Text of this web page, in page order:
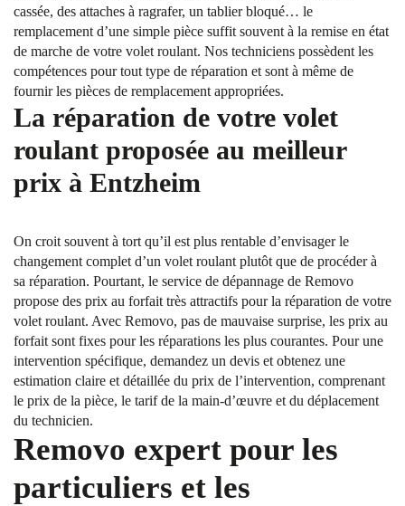
cassée, des attaches à ragrafer, un tablier bloqué… le
remplacement d’une simple pièce suffit souvent à la remise en état
de marche de votre volet roulant. Nos techniciens possèdent les
compétences pour tout type de réparation et sont à même de
fournir les pièces de remplacement appropriées.
La réparation de votre volet
roulant proposée au meilleur
prix à Entzheim
On croit souvent à tort qu’il est plus rentable d’envisager le
changement complet d’un volet roulant plutôt que de procéder à
sa réparation. Pourtant, le service de dépannage de Removo
propose des prix au forfait très attractifs pour la réparation de votre
volet roulant. Avec Removo, pas de mauvaise surprise, les prix au
forfait sont fixes pour les réparations les plus courantes. Pour une
intervention spécifique, demandez un devis et obtenez une
estimation claire et détaillée du prix de l’intervention, comprenant
le prix de la pièce, le tarif de la main-d’œuvre et du déplacement
du technicien.
Removo expert pour les
particuliers et les